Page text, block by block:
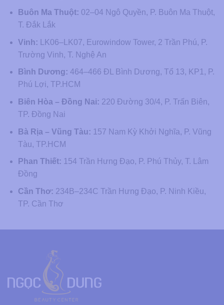
Buôn Ma Thuột: 02–04 Ngô Quyền, P. Buôn Ma Thuột,
T. Đắk Lắk
Vinh: LK06–LK07, Eurowindow Tower, 2 Trần Phú, P.
Trường Vinh, T. Nghệ An
Bình Dương: 464–466 ĐL Bình Dương, Tổ 13, KP1, P.
Phú Lợi, TP.HCM
Biên Hòa – Đồng Nai: 220 Đường 30/4, P. Trấn Biên,
TP. Đồng Nai
Bà Rịa – Vũng Tàu: 157 Nam Kỳ Khởi Nghĩa, P. Vũng
Tàu, TP.HCM
Phan Thiết: 154 Trần Hưng Đạo, P. Phú Thủy, T. Lâm
Đồng
Cần Thơ: 234B–234C Trần Hưng Đạo, P. Ninh Kiều,
TP. Cần Thơ